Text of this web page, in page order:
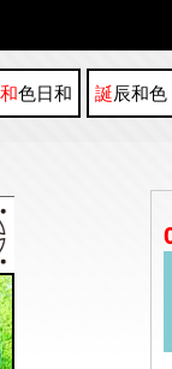
和色日和 誕辰和色